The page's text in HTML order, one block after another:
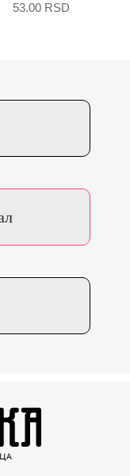
53.00 RSD